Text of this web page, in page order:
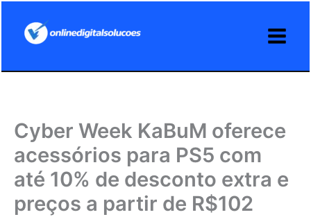
Cyber Week KaBuM oferece
acessórios para PS5 com
até 10% de desconto extra e
preços a partir de R$102